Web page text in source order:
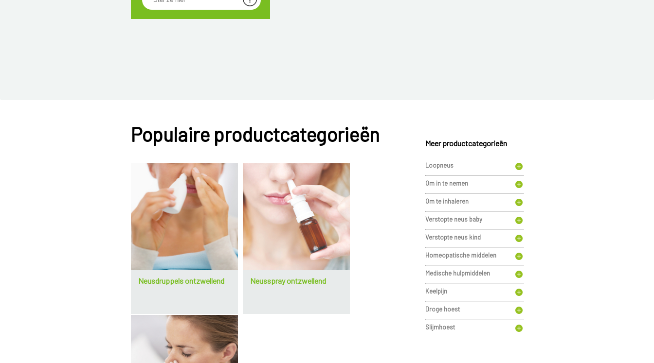
Populaire productcategorieën
Neusdruppels ontzwellend Neusspray ontzwellend
Meer productcategorieën
Loopneus
Om in te nemen
Om te inhaleren
Verstopte neus baby
Verstopte neus kind
Homeopatische middelen
Medische hulpmiddelen
Keelpijn
Droge hoest
Slijmhoest